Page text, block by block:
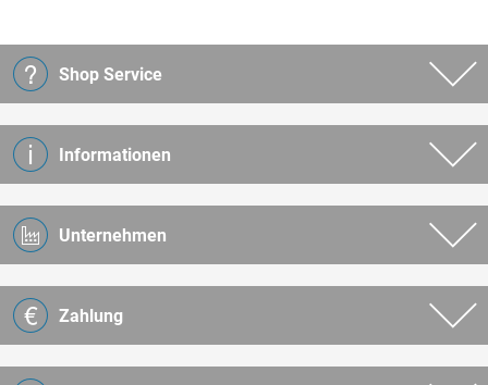
Shop Service
Informationen
Unternehmen
Zahlung